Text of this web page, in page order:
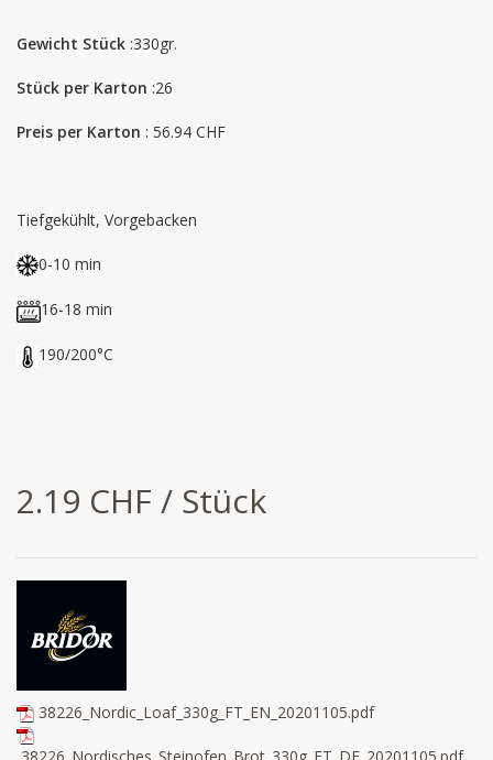
Gewicht Stück :330gr.
Stück per Karton :26
Preis per Karton : 56.94 CHF
Tiefgekühlt, Vorgebacken
0-10 min
16-18 min
190/200°C
2.19 CHF / Stück
38226_Nordic_Loaf_330g_FT_EN_20201105.pdf